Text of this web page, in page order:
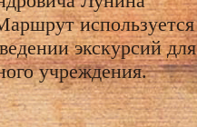
используется
экскурсий для
учреждения.